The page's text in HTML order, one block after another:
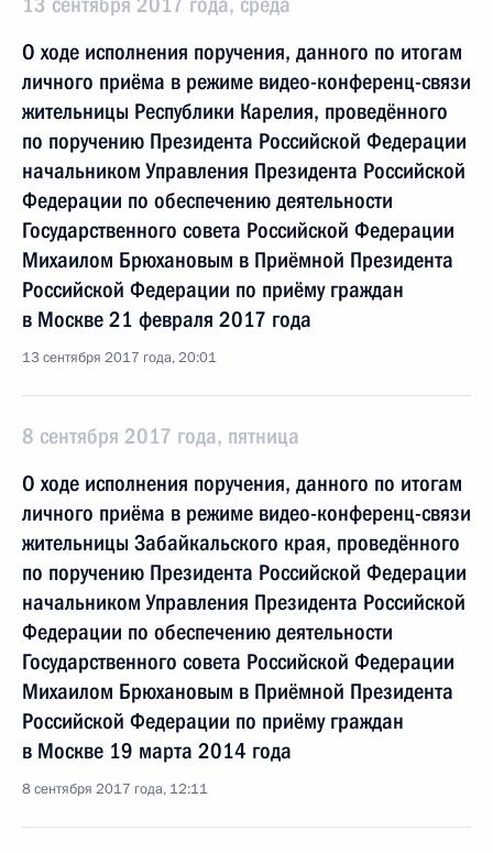
О ходе исполнения поручения, данного по итогам
личного приёма в режиме видео-конференц-связи
жительницы Республики Карелия, проведённого
по поручению Президента Российской Федерации
начальником Управления Президента Российской
Федерации по обеспечению деятельности
Государственного совета Российской Федерации
Михаилом Брюхановым в Приёмной Президента
Российской Федерации по приёму граждан
в Москве 21 февраля 2017 года
13 сентября 2017 года, 20:01
8 сентября 2017 года, пятница
О ходе исполнения поручения, данного по итогам
личного приёма в режиме видео-конференц-связи
жительницы Забайкальского края, проведённого
по поручению Президента Российской Федерации
начальником Управления Президента Российской
Федерации по обеспечению деятельности
Государственного совета Российской Федерации
Михаилом Брюхановым в Приёмной Президента
Российской Федерации по приёму граждан
в Москве 19 марта 2014 года
8 сентября 2017 года, 12:11